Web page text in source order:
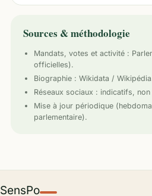
Sources & méthodologie
Mandats, votes et activité :
officielles).
Biographie : Wikidata /
Réseaux sociaux : indicatifs,
Mise à jour périodique
parlementaire).
SensPo